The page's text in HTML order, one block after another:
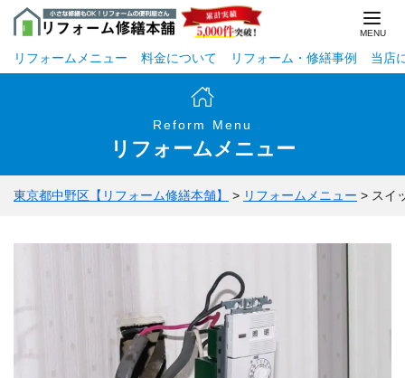
リフォームメニュー 料金について リフォーム・修繕事例 当店
Reform Menu
リフォームメニュー
東京都中野区【リフォーム修繕本舗】 > リフォームメニュー > スイ